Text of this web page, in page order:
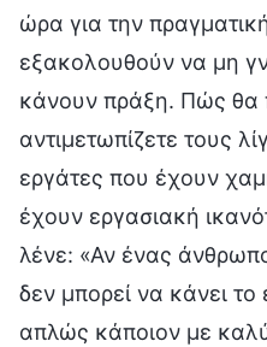
ώρα για την
εξακολουθούν να μη
κάνουν πράξη. Πώς θα
αντιμετωπίζετε τους
εργάτες που έχουν
έχουν εργασιακή
λένε: «Αν ένας
δεν μπορεί να κάνει το
απλώς κάποιον με